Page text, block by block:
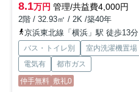
8.1万円 管理/共益費4,000円
2階 / 32.93㎡ / 2K /築40年
京浜東北線「横浜」駅 徒歩13分
バス・トイレ別 室内洗濯機置場
電気有
都市ガス
仲手無料 敷礼0